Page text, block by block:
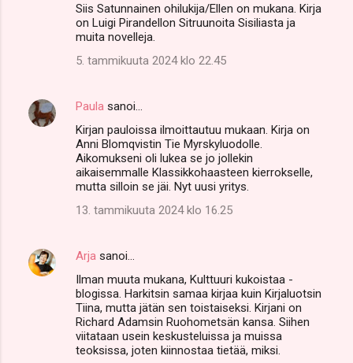
Siis Satunnainen ohilukija/Ellen on mukana. Kirja
on Luigi Pirandellon Sitruunoita Sisiliasta ja
muita novelleja.
5. tammikuuta 2024 klo 22.45
Paula sanoi…
Kirjan pauloissa ilmoittautuu mukaan. Kirja on
Anni Blomqvistin Tie Myrskyluodolle.
Aikomukseni oli lukea se jo jollekin
aikaisemmalle Klassikkohaasteen kierrokselle,
mutta silloin se jäi. Nyt uusi yritys.
13. tammikuuta 2024 klo 16.25
Arja sanoi…
Ilman muuta mukana, Kulttuuri kukoistaa -
blogissa. Harkitsin samaa kirjaa kuin Kirjaluotsin
Tiina, mutta jätän sen toistaiseksi. Kirjani on
Richard Adamsin Ruohometsän kansa. Siihen
viitataan usein keskusteluissa ja muissa
teoksissa, joten kiinnostaa tietää, miksi.